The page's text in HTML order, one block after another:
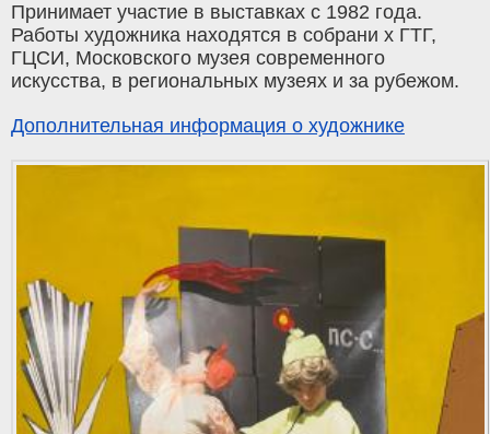
Принимает участие в выставках с 1982 года.
Работы художника находятся в собрани х ГТГ,
ГЦСИ, Московского музея современного
искусства, в региональных музеях и за рубежом.
Дополнительная информация о художнике